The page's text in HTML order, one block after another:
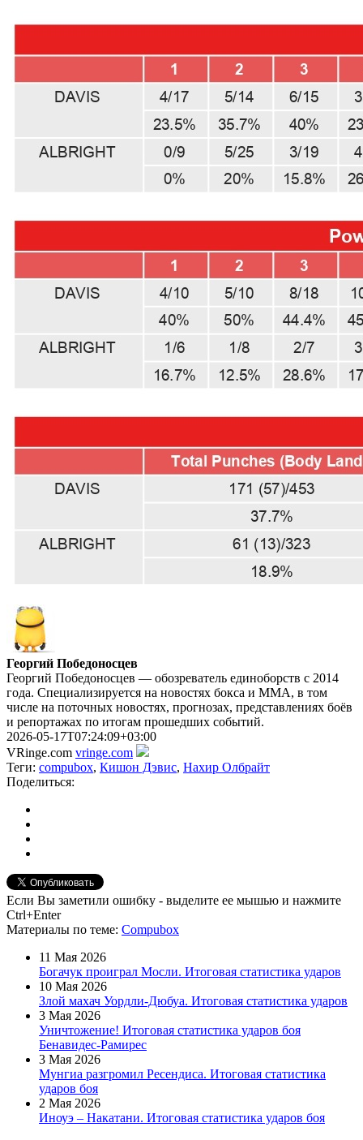
Георгий Победоносцев
Георгий Победоносцев — обозреватель единоборств с 2014
года. Специализируется на новостях бокса и ММА, в том
числе на поточных новостях, прогнозах, представлениях боёв
и репортажах по итогам прошедших событий.
2026-05-17T07:24:09+03:00
VRinge.com vringe.com
Теги: compubox, Кишон Дэвис, Нахир Олбрайт
Поделиться:
Если Вы заметили ошибку - выделите ее мышью и нажмите
Ctrl+Enter
Материалы по теме: Compubox
11 Мая 2026
Богачук проиграл Мосли. Итоговая статистика ударов
10 Мая 2026
Злой махач Уордли-Дюбуа. Итоговая статистика ударов
3 Мая 2026
Уничтожение! Итоговая статистика ударов боя
Бенавидес-Рамирес
3 Мая 2026
Мунгиа разгромил Ресендиса. Итоговая статистика
ударов боя
2 Мая 2026
Иноуэ – Накатани. Итоговая статистика ударов боя